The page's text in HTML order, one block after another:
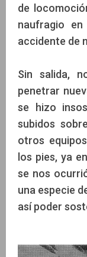
de
naufragio
accidente de
Sin salida,
penetrar
se hizo
subidos
otros
los pies, ya
se nos
una especie
así poder